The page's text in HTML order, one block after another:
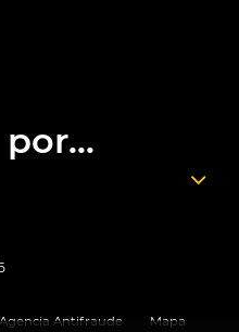
Agencia Antifraude
Mapa